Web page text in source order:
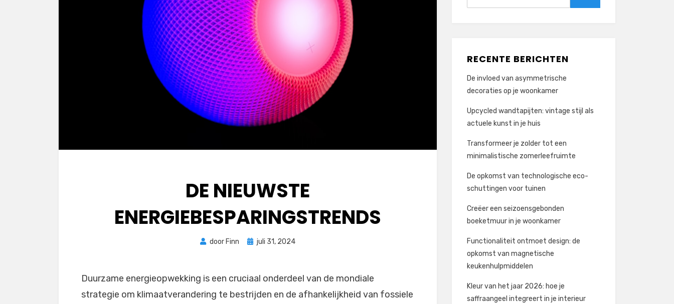
DE NIEUWSTE
ENERGIEBESPARINGSTRENDS
door Finn
Geplaatst
juli 31, 2024
Duurzame energieopwekking is een cruciaal onderdeel van de mondiale
strategie om klimaatverandering te bestrijden en de afhankelijkheid van fossiele
RECENTE BERICHTEN
De invloed van asymmetrische
decoraties op je woonkamer
Upcycled wandtapijten: vintage stijl als
actuele kunst in je huis
Transformeer je zolder tot een
minimalistische zomerleefruimte
De opkomst van technologische eco-
schuttingen voor tuinen
Creëer een seizoensgebonden
boeketmuur in je woonkamer
Functionaliteit ontmoet design: de
opkomst van magnetische
keukenhulpmiddelen
Kleur van het jaar 2026: hoe je
saffraangeel integreert in je interieur